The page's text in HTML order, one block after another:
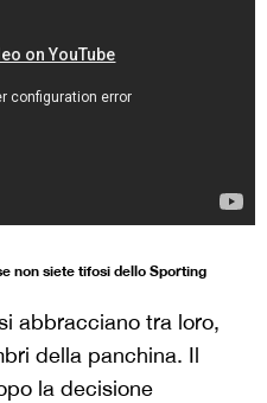
non siete tifosi dello Sporting
abbracciano tra loro,
della panchina. Il
la decisione